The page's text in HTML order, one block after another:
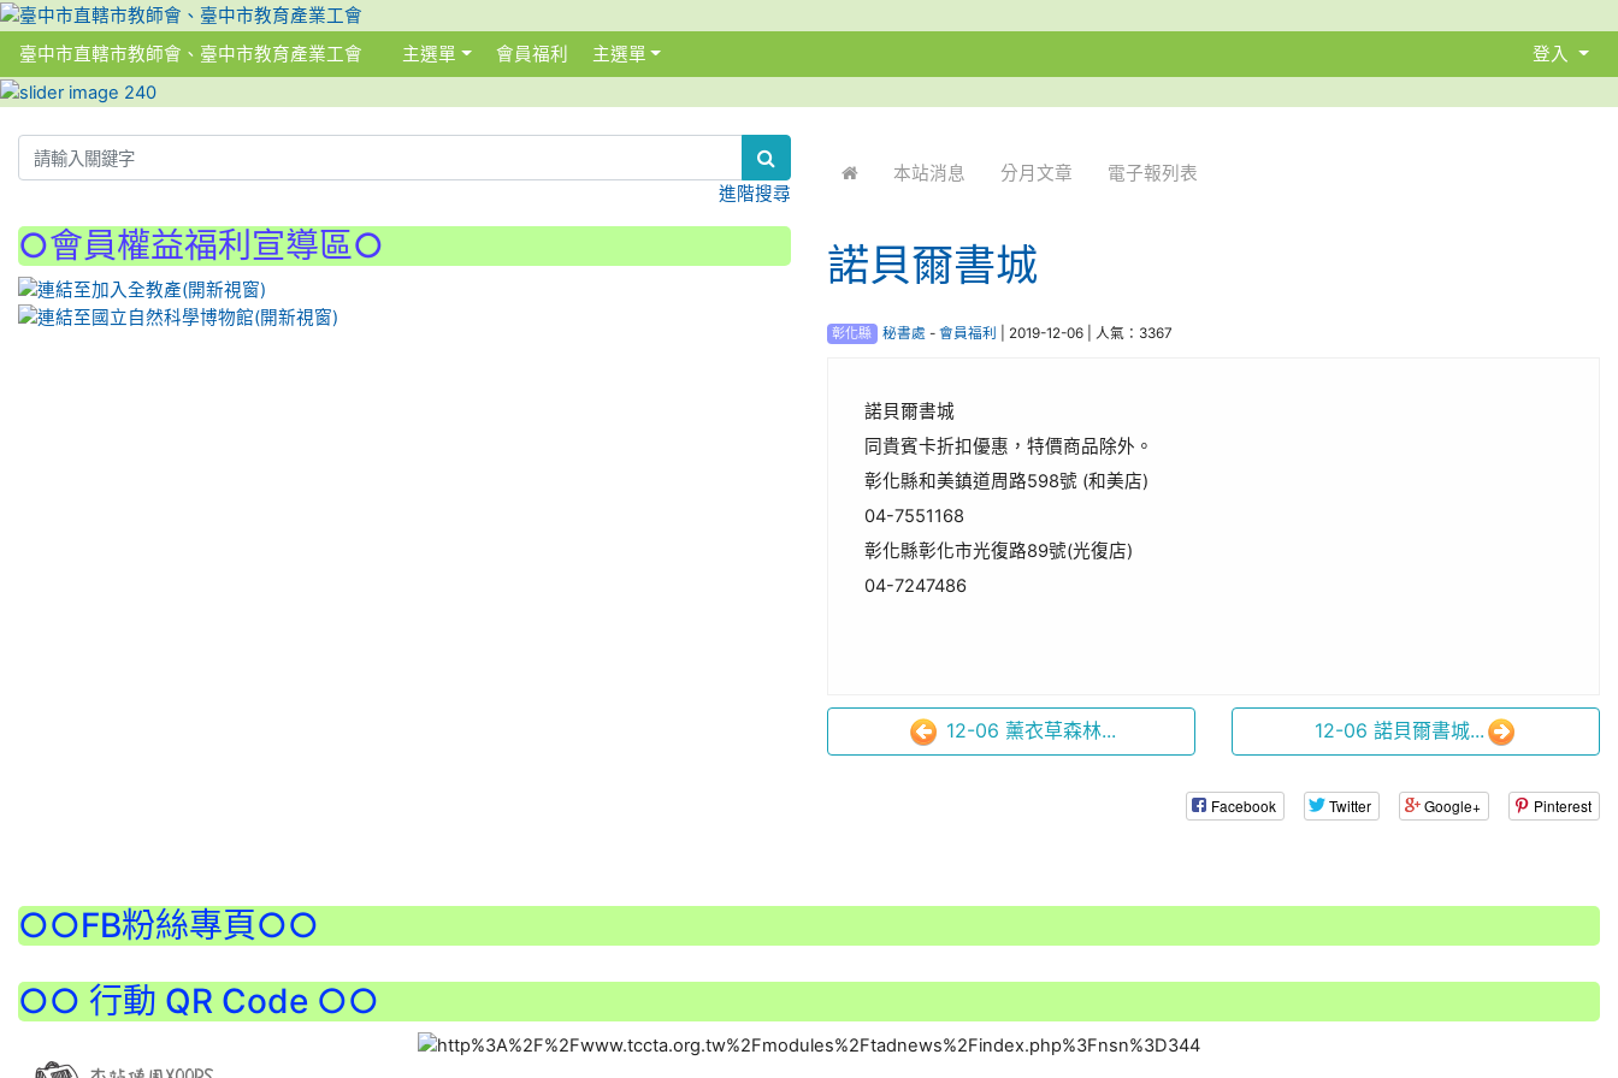
臺中市直轄市教師會、臺中市教育產業工會 主選單 會員福利 主選單 登入
本站消息 分月文章 電子報列表
諾貝爾書城
彰化縣 秘書處 - 會員福利 | 2019-12-06 | 人氣：3367
諾貝爾書城
同貴賓卡折扣優惠，特價商品除外。
彰化縣和美鎮道周路598號 (和美店)
04-7551168
彰化縣彰化市光復路89號(光復店)
04-7247486
12-06 薰衣草森林... 12-06 諾貝爾書城...
Facebook Twitter Google+ Pinterest
進階搜尋
○會員權益福利宣導區○
○○FB粉絲專頁○○
○○ 行動 QR Code ○○